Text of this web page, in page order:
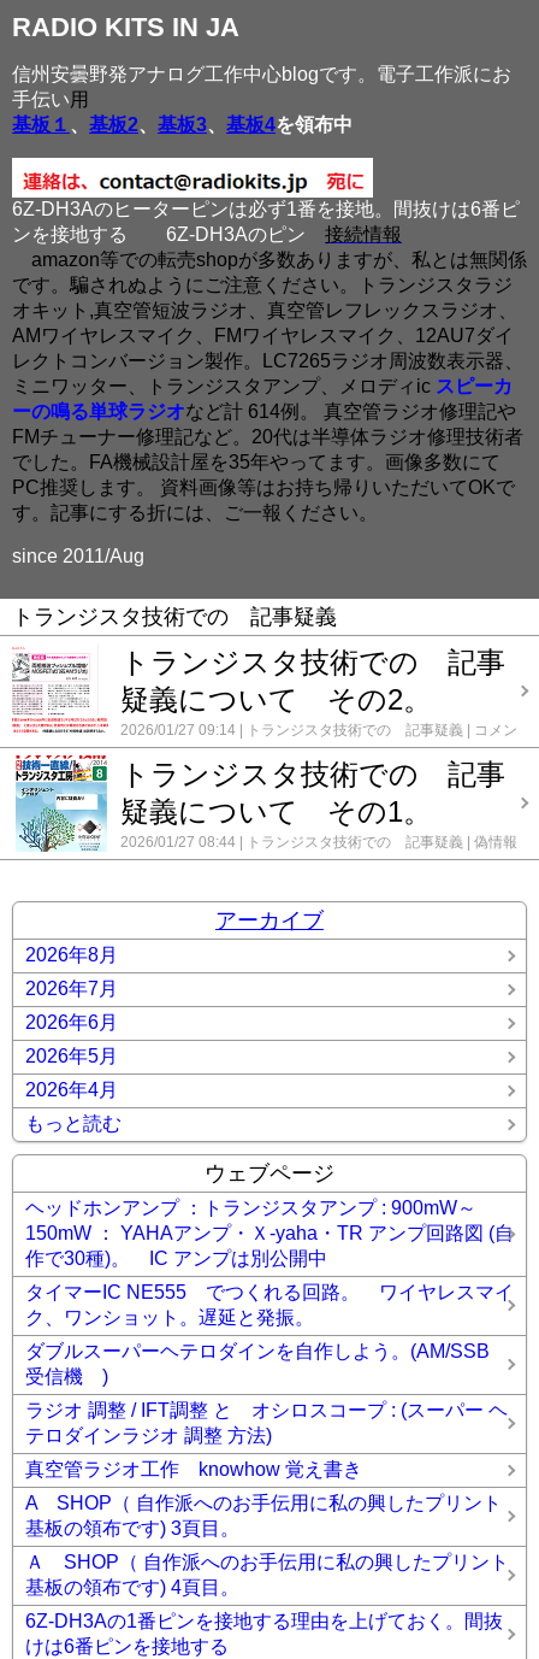
RADIO KITS IN JA
信州安曇野発アナログ工作中心blogです。電子工作派にお
手伝い用
基板１ 、 基板2、 基板3、 基板4を領布中
6Z-DH3Aのヒーターピンは必ず1番を接地。間抜けは6番ピ
ンを接地する
6Z-DH3Aのピン 接続情報
amazon等での転売shopが多数ありますが、私とは無関係
です。騙されぬようにご注意ください。トランジスタラジ
オキット,真空管短波ラジオ、真空管レフレックスラジオ、
AMワイヤレスマイク、FMワイヤレスマイク、12AU7ダイ
レクトコンバージョン製作。LC7265ラジオ周波数表示器、
ミニワッター、トランジスタアンプ、メロディic スピーカ
ーの鳴る単球ラジオなど計 614例。 真空管ラジオ修理記や
FMチューナー修理記など。20代は半導体ラジオ修理技術者
でした。FA機械設計屋を35年やってます。画像多数にて
PC推奨します。 資料画像等はお持ち帰りいただいてOKで
す。記事にする折には、ご一報ください。
since 2011/Aug
トランジスタ技術での 記事疑義
トランジスタ技術での 記事
疑義について その2。
2026/01/27 09:14 トランジスタ技術での 記事疑義
コメン
ト(0)
トランジスタ技術での 記事
疑義について その1。
2026/01/27 08:44 トランジスタ技術での 記事疑義
偽情報
を暴く
コメント(0)
アーカイブ
2026年8月
2026年7月
2026年6月
2026年5月
2026年4月
もっと読む
ウェブページ
ヘッドホンアンプ ：トランジスタアンプ : 900mW～
150mW ： YAHAアンプ・Ｘ-yaha・TR アンプ回路図 (自
作で30種)。 IC アンプは別公開中
タイマーIC NE555 でつくれる回路。 ワイヤレスマイ
ク、ワンショット。遅延と発振。
ダブルスーパーヘテロダインを自作しよう。(AM/SSB
受信機 )
ラジオ 調整 / IFT調整 と オシロスコープ : (スーパー ヘ
テロダインラジオ 調整 方法)
真空管ラジオ工作 knowhow 覚え書き
A SHOP（ 自作派へのお手伝用に私の興したプリント
基板の領布です) 3頁目。
Ａ SHOP（ 自作派へのお手伝用に私の興したプリント
基板の領布です) 4頁目。
6Z-DH3Aの1番ピンを接地する理由を上げておく。間抜
けは6番ピンを接地する